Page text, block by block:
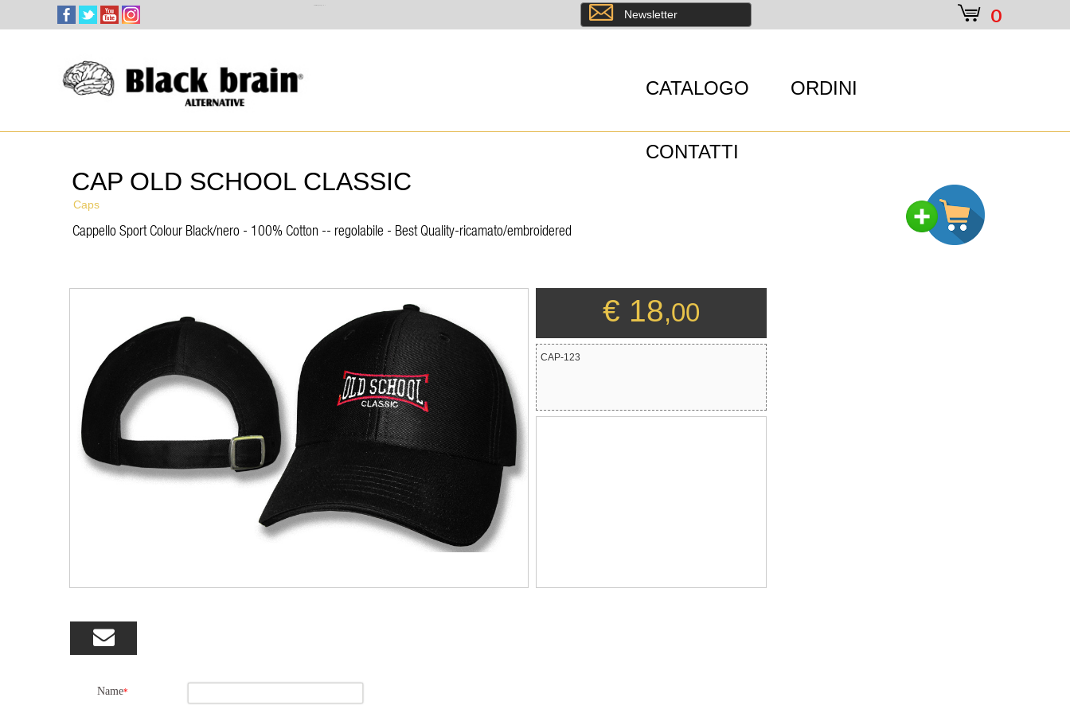
e 0
CATALOGO ORDINI
CONTATTI
8 Newsletter
CAP OLD SCHOOL CLASSIC
Cappello Sport Colour Black/nero - 100% Cotton -- regolabile - Best Quality-ricamato/embroidered
Caps
€ 18,00
CAP-123

Name*